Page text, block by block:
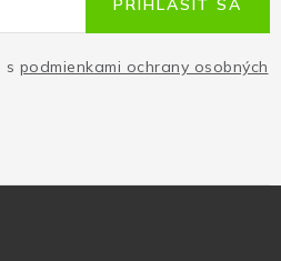
s podmienkami ochrany osobných
PRIHLÁSIŤ SA